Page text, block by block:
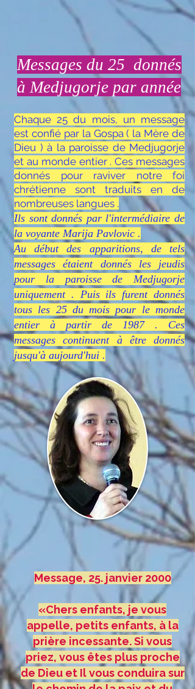
Messages du 25 donnés
à Medjugorje par année
Chaque 25 du mois, un message
est confié par la Gospa ( la Mère de
Dieu ) à la paroisse de Medjugorje
et au monde entier . Ces messages
donnés pour raviver notre foi
chrétienne sont traduits en de
nombreuses langues .
Ils sont donnés par l'intermédiaire de
la voyante Marija Pavlovic .
Au début des apparitions, de tels
messages étaient donnés les jeudis
pour la paroisse de Medjugorje
uniquement . Puis ils furent donnés
tous les 25 du mois pour le monde
entier à partir de 1987 . Ces
messages continuent à être donnés
jusqu'à aujourd'hui .
Message, 25. janvier 2000
«Chers enfants, je vous
appelle, petits enfants, à la
prière incessante. Si vous
priez, vous êtes plus proche
de Dieu et Il vous conduira sur